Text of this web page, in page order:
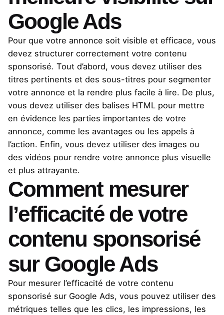
Google Ads
Pour que votre annonce soit visible et efficace, vous
devez structurer correctement votre contenu
sponsorisé. Tout d’abord, vous devez utiliser des
titres pertinents et des sous-titres pour segmenter
votre annonce et la rendre plus facile à lire. De plus,
vous devez utiliser des balises HTML pour mettre
en évidence les parties importantes de votre
annonce, comme les avantages ou les appels à
l’action. Enfin, vous devez utiliser des images ou
des vidéos pour rendre votre annonce plus visuelle
et plus attrayante.
Comment mesurer
l’efficacité de votre
contenu sponsorisé
sur Google Ads
Pour mesurer l’efficacité de votre contenu
sponsorisé sur Google Ads, vous pouvez utiliser des
métriques telles que les clics, les impressions, les